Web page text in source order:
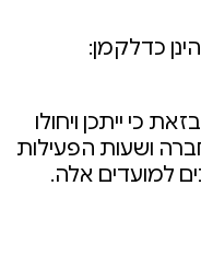
כדלקמן:
כי ייתכן ויחולו
ושעות הפעילות
למועדים אלה.